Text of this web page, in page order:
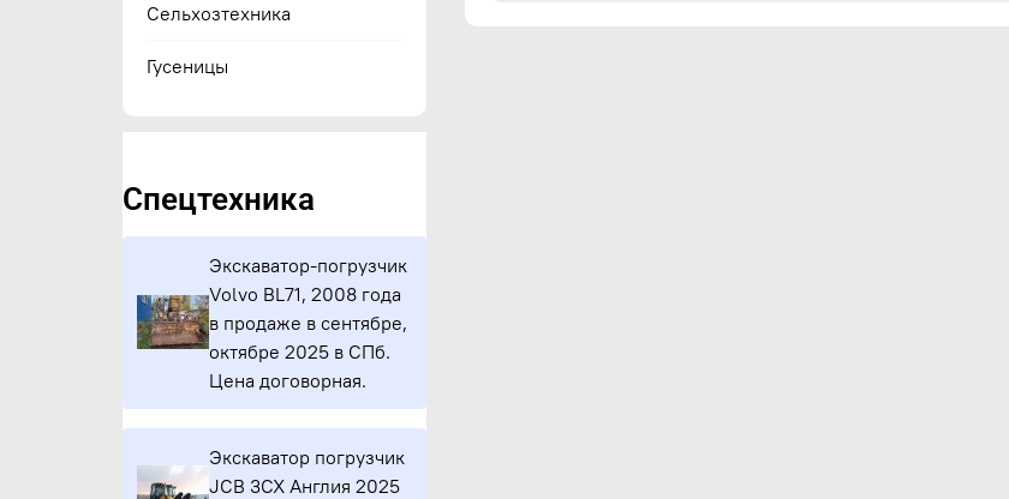
Сельхозтехника
Гусеницы
Спецтехника
Экскаватор-погрузчик
Volvo BL71, 2008 года
в продаже в сентябре,
октябре 2025 в СПб.
Цена договорная.
Экскаватор погрузчик
JCB 3CX Англия 2025